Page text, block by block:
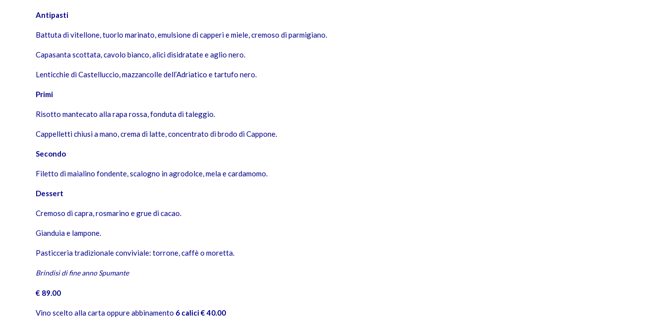
Antipasti
Battuta di vitellone, tuorlo marinato, emulsione di capperi e miele, cremoso di parmigiano.
Capasanta scottata, cavolo bianco, alici disidratate e aglio nero.
Lenticchie di Castelluccio, mazzancolle dell’Adriatico e tartufo nero.
Primi
Risotto mantecato alla rapa rossa, fonduta di taleggio.
Cappelletti chiusi a mano, crema di latte, concentrato di brodo di Cappone.
Secondo
Filetto di maialino fondente, scalogno in agrodolce, mela e cardamomo.
Dessert
Cremoso di capra, rosmarino e grue di cacao.
Gianduia e lampone.
Pasticceria tradizionale conviviale: torrone, caffè o moretta.
Brindisi di fine anno Spumante
€ 89.00
Vino scelto alla carta oppure abbinamento 6 calici € 40.00